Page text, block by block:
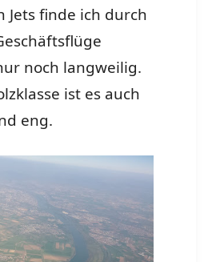
Jets finde ich durch
noch langweilig.
ist es auch
eng.